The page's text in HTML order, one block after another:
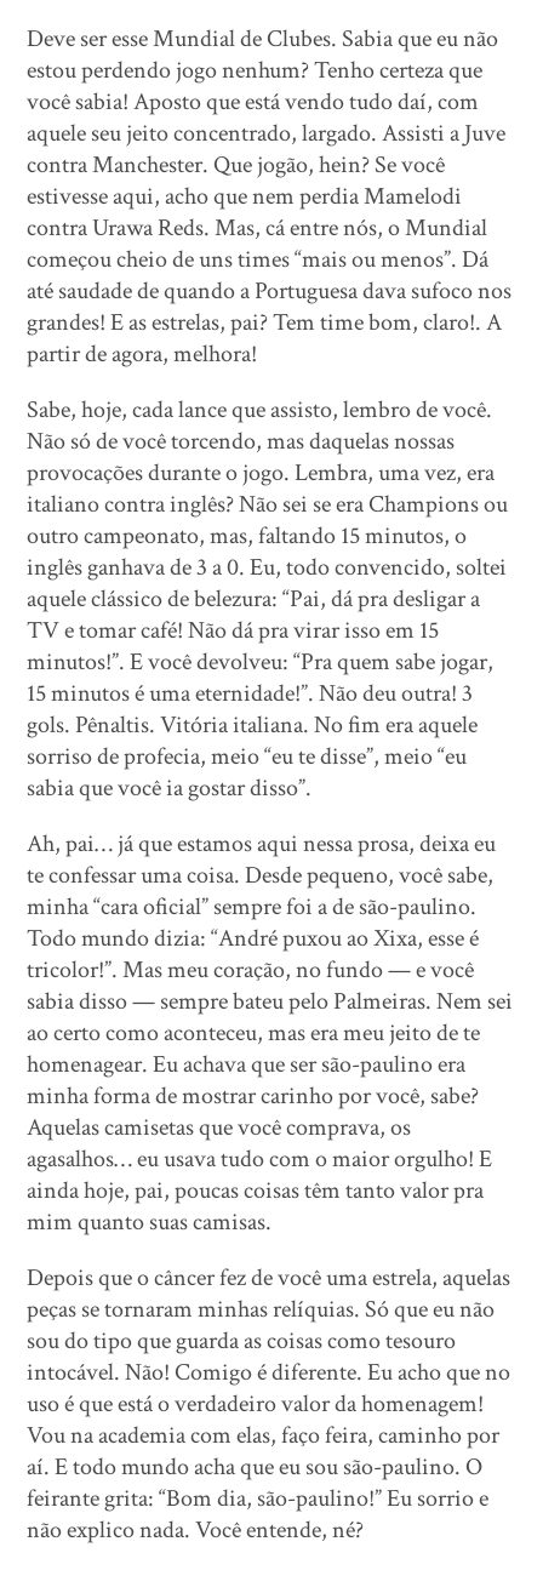
Deve ser esse Mundial de Clubes. Sabia que eu não
estou perdendo jogo nenhum? Tenho certeza que
você sabia! Aposto que está vendo tudo daí, com
aquele seu jeito concentrado, largado. Assisti a Juve
contra Manchester. Que jogão, hein? Se você
estivesse aqui, acho que nem perdia Mamelodi
contra Urawa Reds. Mas, cá entre nós, o Mundial
começou cheio de uns times “mais ou menos”. Dá
até saudade de quando a Portuguesa dava sufoco nos
grandes! E as estrelas, pai? Tem time bom, claro!. A
partir de agora, melhora!
Sabe, hoje, cada lance que assisto, lembro de você.
Não só de você torcendo, mas daquelas nossas
provocações durante o jogo. Lembra, uma vez, era
italiano contra inglês? Não sei se era Champions ou
outro campeonato, mas, faltando 15 minutos, o
inglês ganhava de 3 a 0. Eu, todo convencido, soltei
aquele clássico de belezura: “Pai, dá pra desligar a
TV e tomar café! Não dá pra virar isso em 15
minutos!”. E você devolveu: “Pra quem sabe jogar,
15 minutos é uma eternidade!”. Não deu outra! 3
gols. Pênaltis. Vitória italiana. No fim era aquele
sorriso de profecia, meio “eu te disse”, meio “eu
sabia que você ia gostar disso”.
Ah, pai… já que estamos aqui nessa prosa, deixa eu
te confessar uma coisa. Desde pequeno, você sabe,
minha “cara oficial” sempre foi a de são-paulino.
Todo mundo dizia: “André puxou ao Xixa, esse é
tricolor!”. Mas meu coração, no fundo — e você
sabia disso — sempre bateu pelo Palmeiras. Nem sei
ao certo como aconteceu, mas era meu jeito de te
homenagear. Eu achava que ser são-paulino era
minha forma de mostrar carinho por você, sabe?
Aquelas camisetas que você comprava, os
agasalhos… eu usava tudo com o maior orgulho! E
ainda hoje, pai, poucas coisas têm tanto valor pra
mim quanto suas camisas.
Depois que o câncer fez de você uma estrela, aquelas
peças se tornaram minhas relíquias. Só que eu não
sou do tipo que guarda as coisas como tesouro
intocável. Não! Comigo é diferente. Eu acho que no
uso é que está o verdadeiro valor da homenagem!
Vou na academia com elas, faço feira, caminho por
aí. E todo mundo acha que eu sou são-paulino. O
feirante grita: “Bom dia, são-paulino!” Eu sorrio e
não explico nada. Você entende, né?